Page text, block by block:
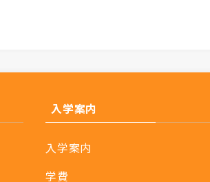
入学案内
入学案内
学費